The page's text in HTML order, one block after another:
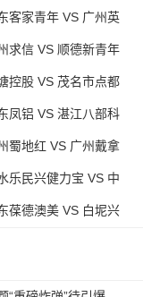
客家青年 VS 广州英
求信 VS 顺德新青年
控股 VS 茂名市点都
凤铝 VS 湛江八部科
蜀地红 VS 广州戴拿
乐民兴健力宝 VS 中
葆德澳美 VS 白坭兴